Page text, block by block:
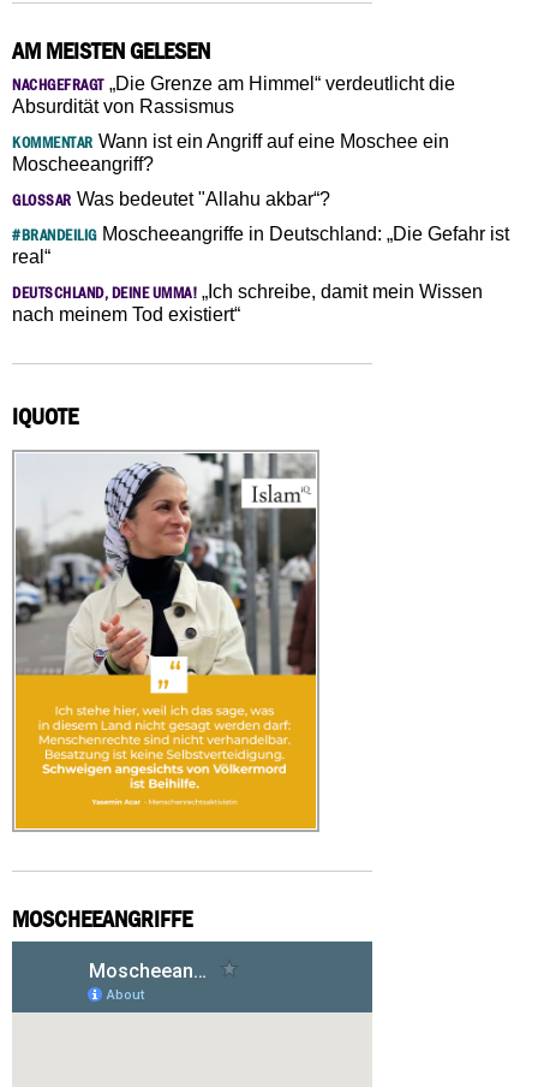
AM MEISTEN GELESEN
NACHGEFRAGT„Die Grenze am Himmel“ verdeutlicht die
Absurdität von Rassismus
KOMMENTAR Wann ist ein Angriff auf eine Moschee ein
Moscheeangriff?
GLOSSAR Was bedeutet "Allahu akbar“?
#BRANDEILIGMoscheeangriffe in Deutschland: „Die Gefahr ist
real“
DEUTSCHLAND, DEINE UMMA! „Ich schreibe, damit mein Wissen
nach meinem Tod existiert“
IQUOTE
MOSCHEEANGRIFFE